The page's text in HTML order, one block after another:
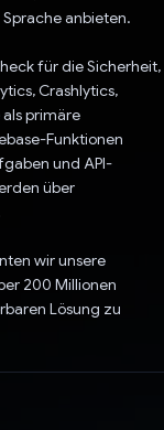
anbieten.
für die Sicherheit,
Crashlytics,
primäre
Funktionen
und API-
über
wir unsere
200 Millionen
Lösung zu